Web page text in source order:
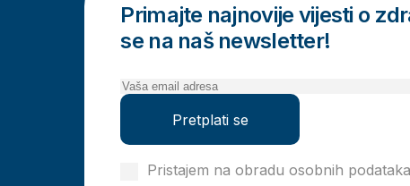
Primajte najnovije vijesti o
se na naš newsletter!
Pretplati se
Pristajem na obradu osobnih